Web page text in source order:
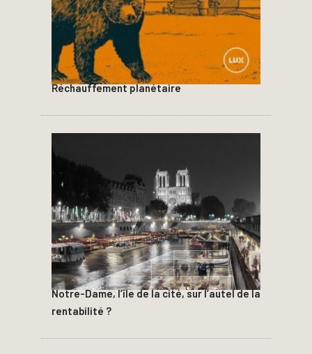
Réchauffement planétaire
Notre-Dame, l’île de la cité, sur l’autel de la
rentabilité ?